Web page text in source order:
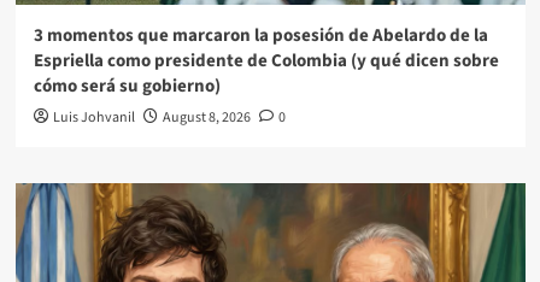
3 momentos que marcaron la posesión de Abelardo de la
Espriella como presidente de Colombia (y qué dicen sobre
cómo será su gobierno)
Luis Johvanil August 8, 2026 0